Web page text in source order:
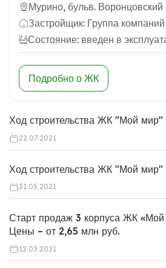
Мурино, бульв. Воронцовский
Застройщик: Группа
Состояние: введен в
Подробно о ЖК
Ход строительства ЖК "Мой мир"
22.07.2021
Ход строительства ЖК "Мой мир"
31.05.2021
Старт продаж 3 корпуса ЖК
Цены – от 2,65 млн руб.
12.03.2021